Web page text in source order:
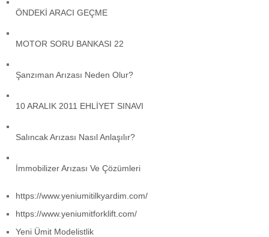
ÖNDEKİ ARACI GEÇME
MOTOR SORU BANKASI 22
Şanzıman Arızası Neden Olur?
10 ARALIK 2011 EHLİYET SINAVI
Salıncak Arızası Nasıl Anlaşılır?
İmmobilizer Arızası Ve Çözümleri
https://www.yeniumitilkyardim.com/
https://www.yeniumitforklift.com/
Yeni Ümit Modelistlik